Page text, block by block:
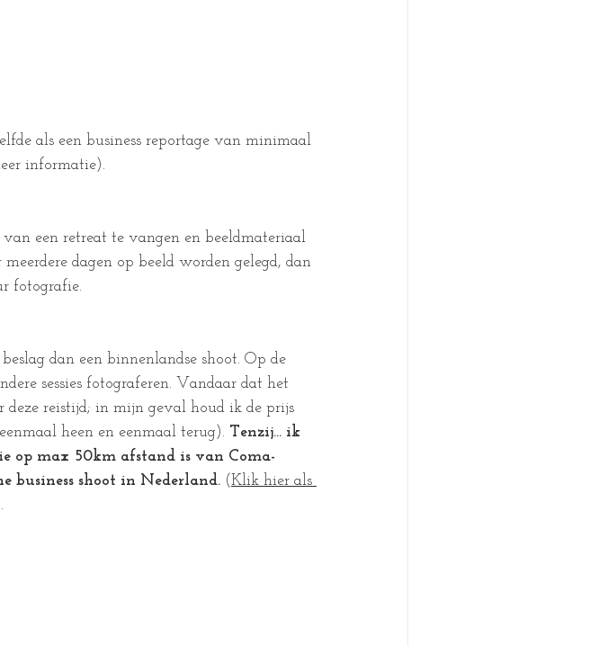
als een business reportage van minimaal
informatie).
een retreat te vangen en beeldmateriaal
dagen op beeld worden gelegd, dan
fotografie.
dan een binnenlandse shoot. Op de
sessies fotograferen. Vandaar dat het
reistijd; in mijn geval houd ik de prijs
heen en eenmaal terug). Tenzij... ik
op max 50km afstand is van Coma-
business shoot in Nederland. (Klik hier als